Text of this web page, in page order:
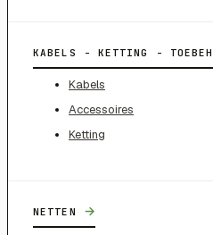
KABELS - KETTING -
Kabels
Accessoires
Ketting
NETTEN →